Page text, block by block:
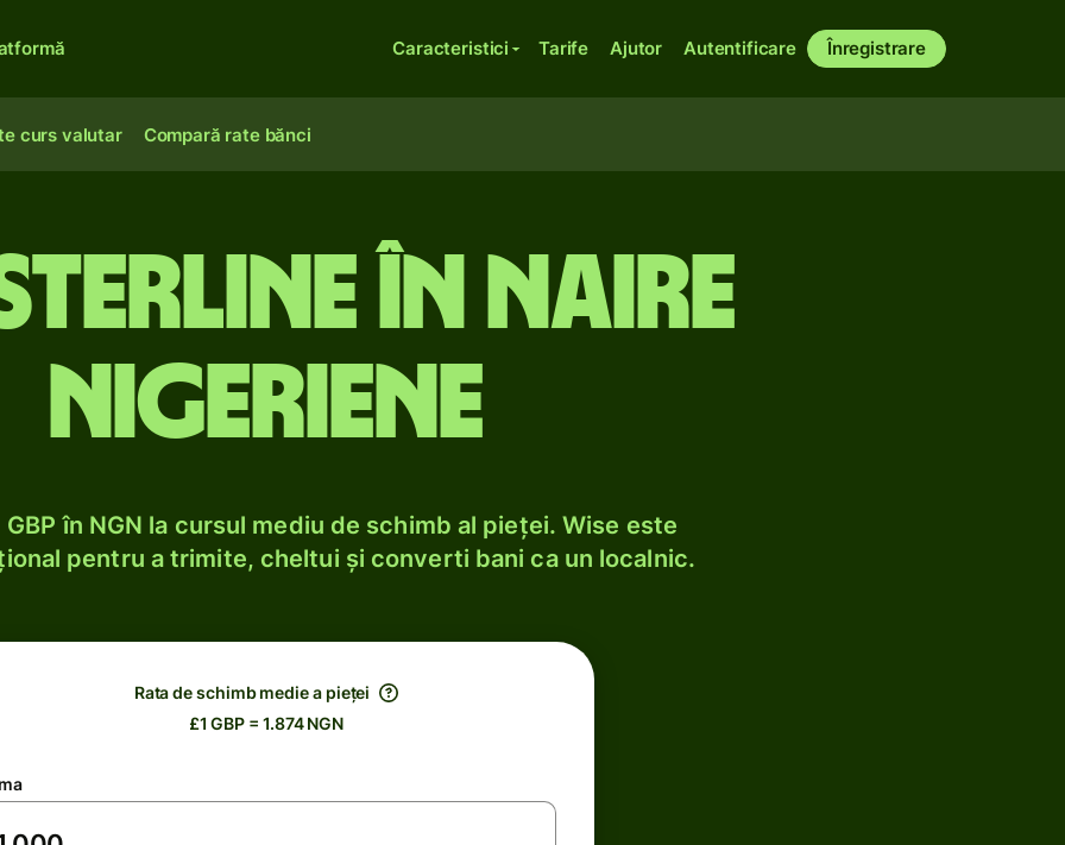
Caracteristici Tarife Ajutor Autentificare Înregistrare
curs valutar Compară rate bănci
în naire
nigeriene
în NGN la cursul mediu de schimb al pieței. Wise este
pentru a trimite, cheltui și converti bani ca un localnic.
Rata de schimb medie a pieței
£1 GBP = 1.874 NGN